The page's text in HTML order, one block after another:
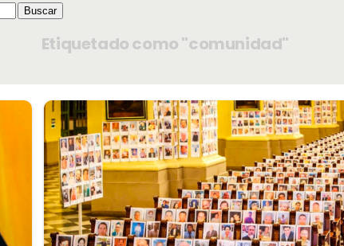
Etiquetado como "comunidad"